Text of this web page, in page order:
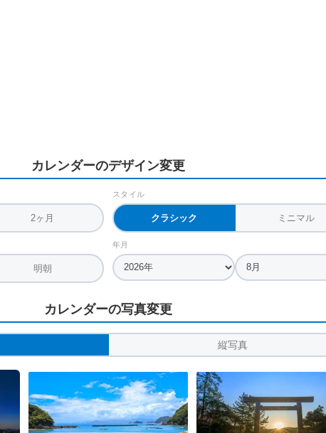
カレンダーのデザイン変更
2ヶ月
スタイル
クラシック ミニマル
明朝
年月
カレンダーの写真変更
縦写真